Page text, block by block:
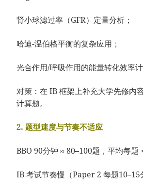
肾小球滤过率（GFR）定量分析；
哈迪-温伯格平衡的复杂应用；
光合作用/呼吸作用的能量转化效率计
对策：在 IB 框架上补充大学先修内
计算题。
2. 题型速度与节奏不适应
BBO 90分钟 ≈ 80–100题，平均每题
IB 考试节奏慢（Paper 2 每题10–15